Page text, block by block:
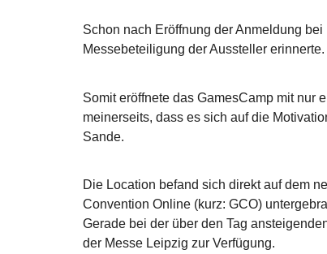
Schon nach Eröffnung der Anmeldung bei
Messebeteiligung der Aussteller
Somit eröffnete das GamesCamp mit nur
meinerseits, dass es sich auf die
Sande.
Die Location befand sich direkt auf dem
Convention Online (kurz: GCO)
Gerade bei der über den Tag
der Messe Leipzig zur Verfügung.